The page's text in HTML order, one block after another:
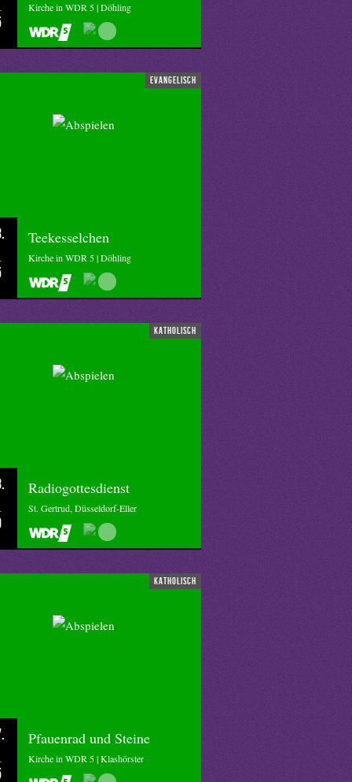
Kirche in WDR 5 | Döhling
evangelisch
Teekesselchen
Kirche in WDR 5 | Döhling
katholisch
Radiogottesdienst
St. Gertrud, Düsseldorf-Eller
katholisch
Pfauenrad und Steine
Kirche in WDR 5 | Klashörster